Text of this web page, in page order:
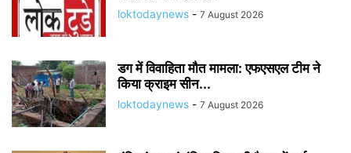
loktodaynews - 7 August 2026
डग में विवाहिता मौत मामला: एफएसएल टीम ने
किया क्राइम सीन...
loktodaynews - 7 August 2026